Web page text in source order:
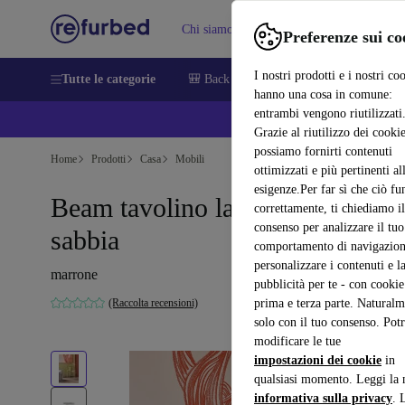
Preferenze sui
I nostri prodotti e i nostri
hanno una cosa in comune:
entrambi vengono riutilizzati.
Grazie al riutilizzo dei
possiamo fornirti contenuti
ottimizzati e più pertinenti
esigenze.Per far sì che ciò
correttamente, ti chiediamo il
consenso per analizzare il tuo
comportamento di
personalizzare i contenuti e la
pubblicità per te - con
prima e terza parte.
solo con il tuo consenso.
modificare le tue
impostazioni dei cookie in
qualsiasi momento. Leggi la
informativa sulla privacy.
Chi siamo Vendere Assistenza
Tutte le categorie 🎒 Back to school Smartphone
💰
Home Prodotti Casa Mobili
Beam tavolino laterale color
sabbia
marrone
(Raccolta recensioni)